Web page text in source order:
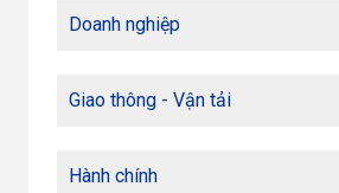
Doanh nghiệp
Giao thông - Vận tải
Hành chính